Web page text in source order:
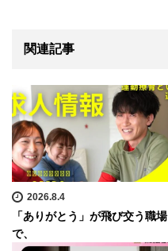
関連記事
2026.8.4
「ありがとう」が飛び交う職場
で、